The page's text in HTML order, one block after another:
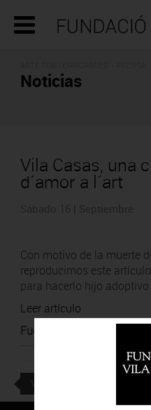
Noticias
Vila Casas, una
d´amor a l´art
Con motivo de la muerte
reproducimos este
para hacerlo hijo
Leer artículo
Fuente
VOLVER